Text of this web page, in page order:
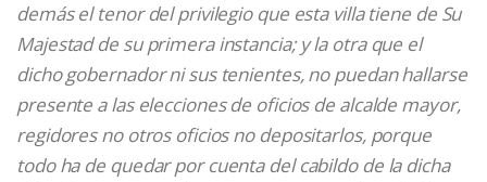
demás el tenor del privilegio que esta villa tiene de Su
Majestad de su primera instancia; y la otra que el
dicho gobernador ni sus tenientes, no puedan hallarse
presente a las elecciones de oficios de alcalde mayor,
regidores no otros oficios no depositarlos, porque
todo ha de quedar por cuenta del cabildo de la dicha